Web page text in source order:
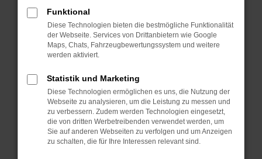
Fenster?
Starte dein Gerät neu.
Das kann manchmal helfen, vorübergehende
Probleme zu beheben.
Betriebssystem auf dem neuesten Stand
sind.
Veraltete Software birgt nicht nur ein
Sicherheitsrisiko, sondern kann auch dazu
führen, dass bestimmte Funktionen nicht mehr
unterstützt werden.
Funktional
Diese Technologien bieten die bestmögliche Funktionalität
der Webseite. Services von Drittanbietern wie Google
Maps, Chats, Fahrzeugbewertungssystem und weitere
werden aktiviert.
Statistik und Marketing
Diese Technologien ermöglichen es uns, die Nutzung der
Webseite zu analysieren, um die Leistung zu messen und
zu verbessern. Zudem werden Technologien eingesetzt,
die von dritten Werbetreibenden verwendet werden, um
Sie auf anderen Webseiten zu verfolgen und um Anzeigen
zu schalten, die für Ihre Interessen relevant sind.